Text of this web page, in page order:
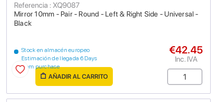
Mirror 10mm - Pair - Round - Left & Right Side - Universal -
Black
Referencia : XQ9087
Stock en almacén europeo
Estimación de llegada 6 Days
from purchase
€42.45
Inc. IVA
AÑADIR AL CARRITO